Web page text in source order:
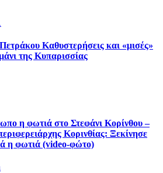
Καθυστερήσεις και «μισές»
της Κυπαρισσίας
η φωτιά στο Στεφάνι Κορίνθου –
Κορινθίας: Ξεκίνησε
η φωτιά (video-φώτο)